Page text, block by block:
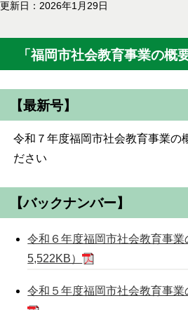
更新日：2026年1月29日
「福岡市社会教育事業の概
【最新号】
令和７年度福岡市社会教育事業の
ださい
【バックナンバー】
令和６年度福岡市社会教育事業
5,522KB）
令和５年度福岡市社会教育事業